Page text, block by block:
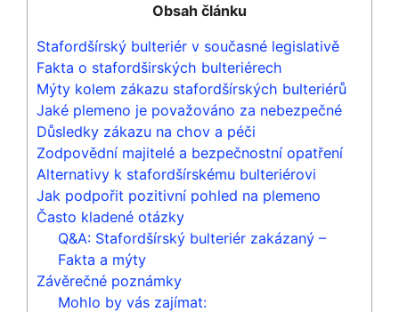
Obsah článku
Stafordšírský bulteriér v současné legislativě
Fakta o stafordširských bulteriérech
Mýty kolem zákazu stafordšírských bulteriérů
Jaké plemeno je považováno za nebezpečné
Důsledky zákazu na chov a péči
Zodpovědní majitelé a bezpečnostní opatření
Alternativy k stafordšírskému bulteriérovi
Jak podpořit pozitivní pohled na plemeno
Často kladené otázky
Q&A: Stafordšírský bulteriér zakázaný –
Fakta a mýty
Závěrečné poznámky
Mohlo by vás zajímat: